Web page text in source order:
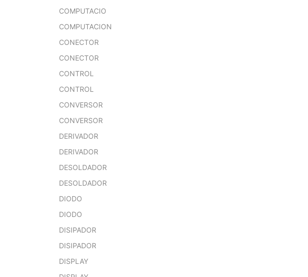
COMPUTACIO
COMPUTACION
CONECTOR
CONECTOR
CONTROL
CONTROL
CONVERSOR
CONVERSOR
DERIVADOR
DERIVADOR
DESOLDADOR
DESOLDADOR
DIODO
DIODO
DISIPADOR
DISIPADOR
DISPLAY